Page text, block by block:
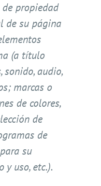
propiedad
de su página
(a título
sonido, audio,
marcas o
de colores,
de
de
su
y uso, etc.).